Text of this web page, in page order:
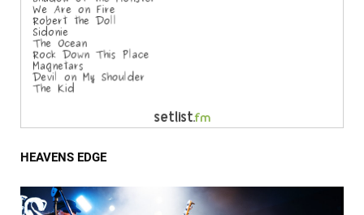
HEAVENS EDGE